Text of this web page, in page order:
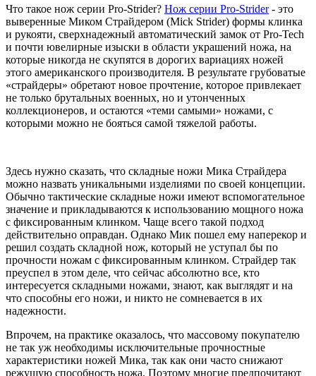
Что такое нож серии Pro-Strider? Нож серии Pro-Strider- это
выверенные Миком Страйдером (Mick Strider) формы клинка
и рукояти, сверхнадежный автоматический замок от Pro-Tech
и почти ювелирные изыски в области украшений ножа, на
которые никогда не скупятся в дорогих вариациях ножей
этого американского производителя. В результате грубоватые
«страйдеры» обретают новое прочтение, которое привлекает
не только брутальных военных, но и утонченных
коллекционеров, и остаются «теми самыми» ножами, с
которыми можно не бояться самой тяжелой работы.
Здесь нужно сказать, что складные ножи Мика Страйдера
можно назвать уникальными изделиями по своей концепции.
Обычно тактические складные ножи имеют вспомогательное
значение и прикладываются к использованию мощного ножа
с фиксированным клинком. Чаще всего такой подход
действительно оправдан. Однако Мик пошел ему наперекор и
решил создать складной нож, который не уступал бы по
прочности ножам с фиксированным клинком. Страйдер так
преуспел в этом деле, что сейчас абсолютно все, кто
интересуется складными ножами, знают, как выглядят и на
что способны его ножи, и никто не сомневается в их
надежности.
Впрочем, на практике оказалось, что массовому покупателю
не так уж необходимы исключительные прочностные
характеристики ножей Мика, так как они часто снижают
режущую способность ножа. Поэтому многие предпочитают